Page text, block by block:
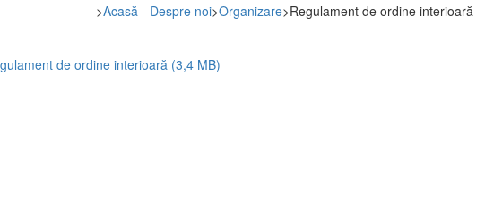
>Acasă - Despre noi>Organizare>Regulament de ordine interioară
de ordine interioară (3,4 MB)